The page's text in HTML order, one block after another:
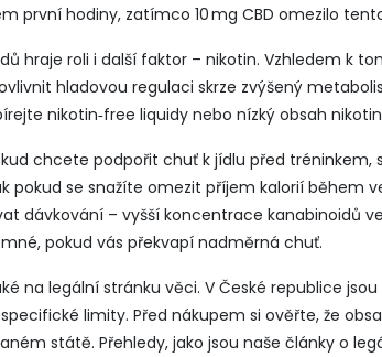
první hodiny, zatímco 10 mg CBD omezilo tento
hraje roli i další faktor – nikotin. Vzhledem k
hladovou regulaci skrze zvýšený
nikotin‑free liquidy nebo nízký obsah
chcete podpořit chuť k jídlu před tréninkem,
pokud se snažíte omezit příjem kalorií během
dávkování – vyšší koncentrace kanabinoidů
pokud vás překvapí nadměrná chuť.
na legální stránku věci. V České republice
limity. Před nákupem si ověřte, že
státě. Přehledy, jako jsou naše články o